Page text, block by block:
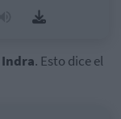
Indra. Esto dice el